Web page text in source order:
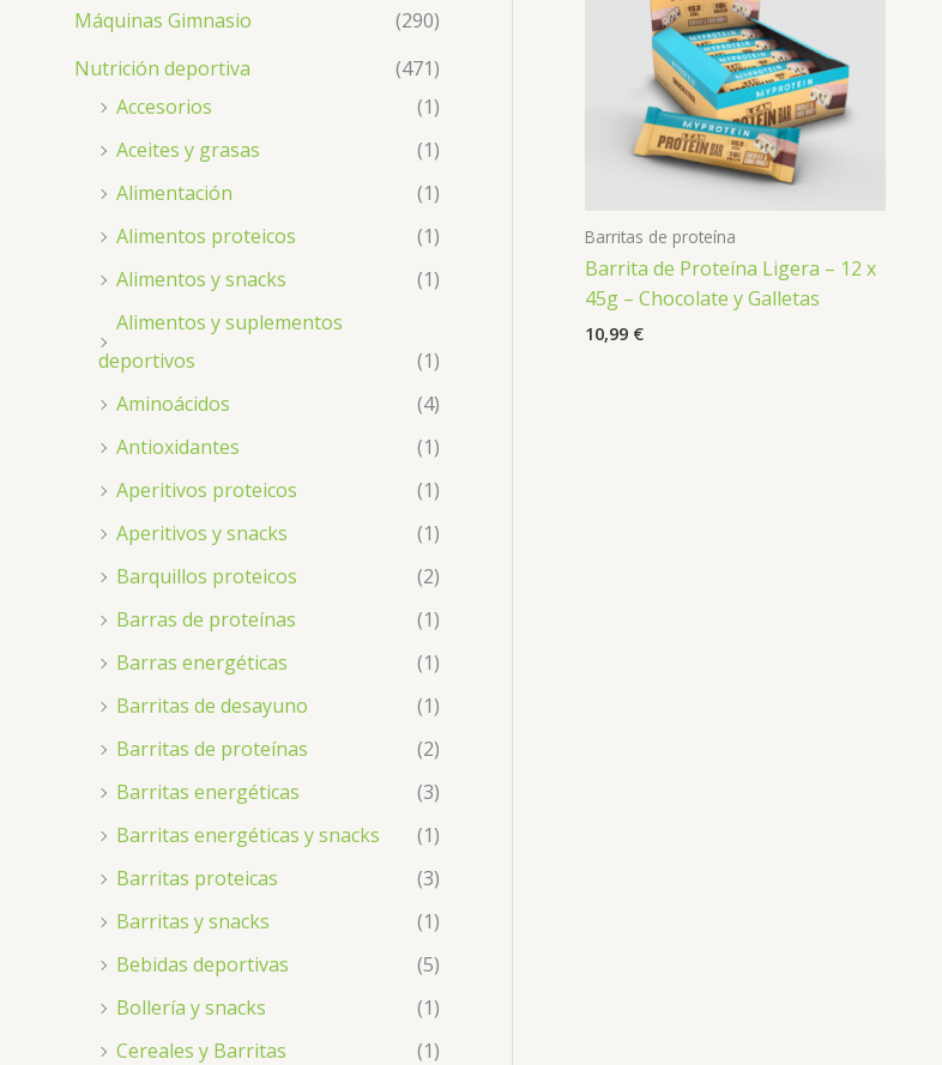
Máquinas Gimnasio
(290)
Nutrición deportiva
(471)
Accesorios
(1)
Aceites y grasas
(1)
Alimentación
(1)
Alimentos proteicos
(1)
Alimentos y snacks
(1)
Alimentos y suplementos
deportivos
(1)
Aminoácidos
(4)
Antioxidantes
(1)
Aperitivos proteicos
(1)
Aperitivos y snacks
(1)
Barquillos proteicos
(2)
Barras de proteínas
(1)
Barras energéticas
(1)
Barritas de desayuno
(1)
Barritas de proteínas
(2)
Barritas energéticas
(3)
Barritas energéticas y snacks
(1)
Barritas proteicas
(3)
Barritas y snacks
(1)
Bebidas deportivas
(5)
Bollería y snacks
(1)
Cereales y Barritas
(1)
Barritas de proteína
Barrita de Proteína Ligera – 12 x
45g – Chocolate y Galletas
10,99 €